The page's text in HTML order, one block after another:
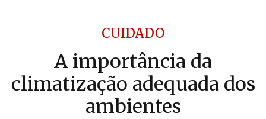
CUIDADO
A importância da
climatização adequada dos
ambientes